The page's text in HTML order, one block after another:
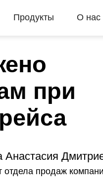
Продукты О нас
при
Анастасия
отдела продаж